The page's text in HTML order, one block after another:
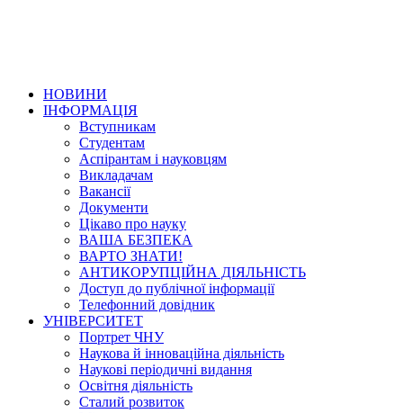
НОВИНИ
ІНФОРМАЦІЯ
Вступникам
Студентам
Аспірантам і науковцям
Викладачам
Вакансії
Документи
Цікаво про науку
ВАША БЕЗПЕКА
ВАРТО ЗНАТИ!
АНТИКОРУПЦІЙНА ДІЯЛЬНІСТЬ
Доступ до публічної інформації
Телефонний довідник
УНІВЕРСИТЕТ
Портрет ЧНУ
Наукова й інноваційна діяльність
Наукові періодичні видання
Освітня діяльність
Сталий розвиток